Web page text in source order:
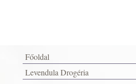
Főoldal
Levendula Drogéria